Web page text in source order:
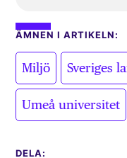
ÄMNEN I ARTIKELN:
Miljö Sveriges
Umeå universitet
DELA: